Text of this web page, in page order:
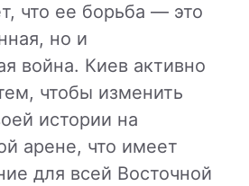
что ее борьба — это
но и
война. Киев активно
чтобы изменить
истории на
арене, что имеет
для всей Восточной